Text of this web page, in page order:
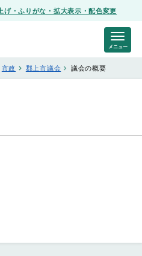
げ・ふりがな・拡大表示・配色変更
市政 郡上市議会 議会の概要
メニュー